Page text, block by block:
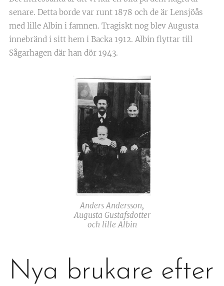
senare. Detta borde var runt 1878 och de är Lensjöås
med lille Albin i famnen. Tragiskt nog blev Augusta
innebränd i sitt hem i Backa 1912. Albin flyttar till
Sågarhagen där han dör 1943.
Anders Andersson,
Augusta Gustafsdotter
och lille Albin
Nya brukare efter